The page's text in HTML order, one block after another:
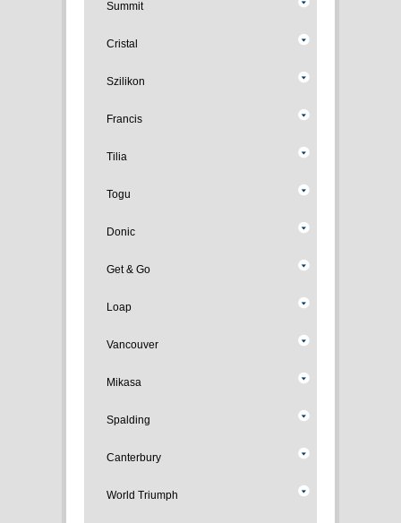
Summit
Cristal
Szilikon
Francis
Tilia
Togu
Donic
Get & Go
Loap
Vancouver
Mikasa
Spalding
Canterbury
World Triumph